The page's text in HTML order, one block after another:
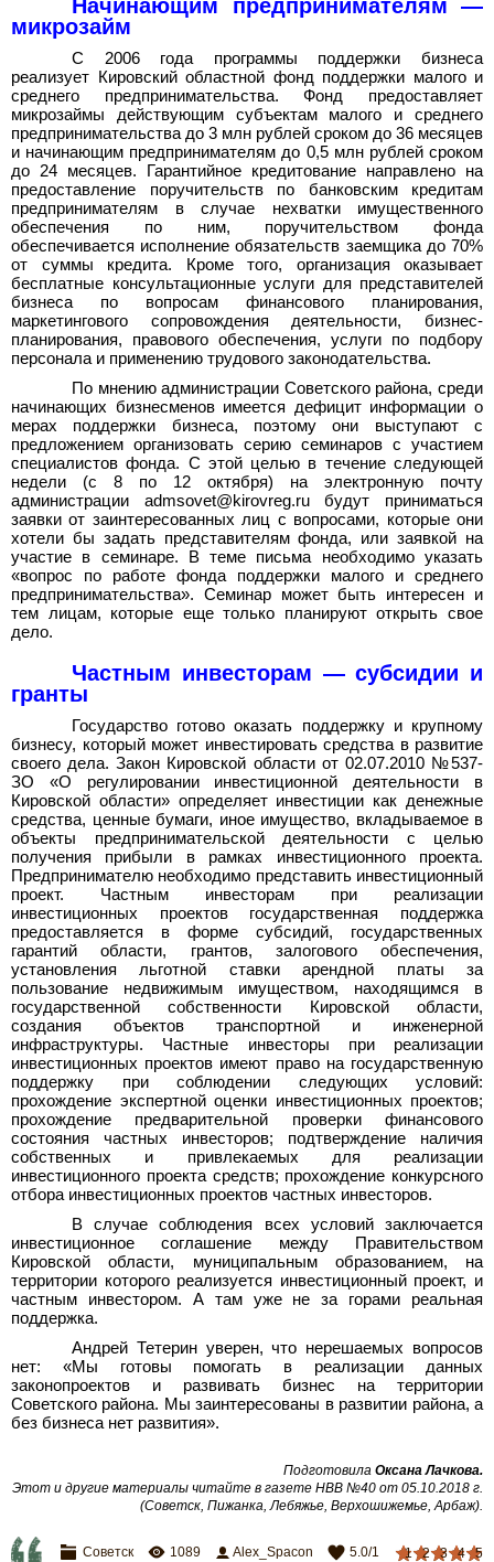
Начинающим предпринимателям —
микрозайм
С 2006 года программы поддержки бизнеса
реализует Кировский областной фонд поддержки малого и
среднего предпринимательства. Фонд предоставляет
микрозаймы действующим субъектам малого и среднего
предпринимательства до 3 млн рублей сроком до 36 месяцев
и начинающим предпринимателям до 0,5 млн рублей сроком
до 24 месяцев. Гарантийное кредитование направлено на
предоставление поручительств по банковским кредитам
предпринимателям в случае нехватки имущественного
обеспечения по ним, поручительством фонда
обеспечивается исполнение обязательств заемщика до 70%
от суммы кредита. Кроме того, организация оказывает
бесплатные консультационные услуги для представителей
бизнеса по вопросам финансового планирования,
маркетингового сопровождения деятельности, бизнес-
планирования, правового обеспечения, услуги по подбору
персонала и применению трудового законодательства.
По мнению администрации Советского района, среди
начинающих бизнесменов имеется дефицит информации о
мерах поддержки бизнеса, поэтому они выступают с
предложением организовать серию семинаров с участием
специалистов фонда. С этой целью в течение следующей
недели (с 8 по 12 октября) на электронную почту
администрации admsovet@kirovreg.ru будут приниматься
заявки от заинтересованных лиц с вопросами, которые они
хотели бы задать представителям фонда, или заявкой на
участие в семинаре. В теме письма необходимо указать
«вопрос по работе фонда поддержки малого и среднего
предпринимательства». Семинар может быть интересен и
тем лицам, которые еще только планируют открыть свое
дело.
Частным инвесторам — субсидии и
гранты
Государство готово оказать поддержку и крупному
бизнесу, который может инвестировать средства в развитие
своего дела. Закон Кировской области от 02.07.2010 №537-
ЗО «О регулировании инвестиционной деятельности в
Кировской области» определяет инвестиции как денежные
средства, ценные бумаги, иное имущество, вкладываемое в
объекты предпринимательской деятельности с целью
получения прибыли в рамках инвестиционного проекта.
Предпринимателю необходимо представить инвестиционный
проект. Частным инвесторам при реализации
инвестиционных проектов государственная поддержка
предоставляется в форме субсидий, государственных
гарантий области, грантов, залогового обеспечения,
установления льготной ставки арендной платы за
пользование недвижимым имуществом, находящимся в
государственной собственности Кировской области,
создания объектов транспортной и инженерной
инфраструктуры. Частные инвесторы при реализации
инвестиционных проектов имеют право на государственную
поддержку при соблюдении следующих условий:
прохождение экспертной оценки инвестиционных проектов;
прохождение предварительной проверки финансового
состояния частных инвесторов; подтверждение наличия
собственных и привлекаемых для реализации
инвестиционного проекта средств; прохождение конкурсного
отбора инвестиционных проектов частных инвесторов.
В случае соблюдения всех условий заключается
инвестиционное соглашение между Правительством
Кировской области, муниципальным образованием, на
территории которого реализуется инвестиционный проект, и
частным инвестором. А там уже не за горами реальная
поддержка.
Андрей Тетерин уверен, что нерешаемых вопросов
нет: «Мы готовы помогать в реализации данных
законопроектов и развивать бизнес на территории
Советского района. Мы заинтересованы в развитии района, а
без бизнеса нет развития».
Подготовила Оксана Лачкова.
Этот и другие материалы читайте в газете НВВ №40 от 05.10.2018 г.
(Советск, Пижанка, Лебяжье, Верхошижемье, Арбаж).
1 2 3 4 5
Советск 1089 Alex_Spacon 5.0/1